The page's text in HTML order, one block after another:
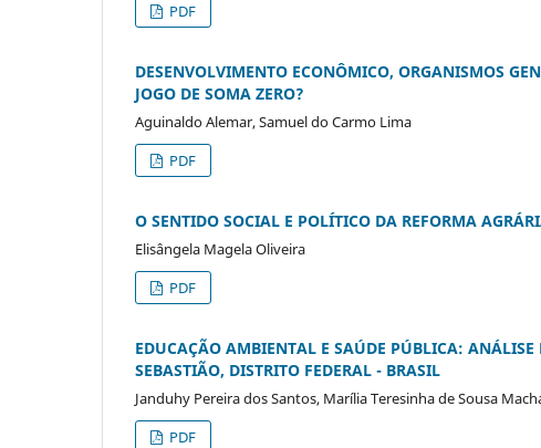
PDF
DESENVOLVIMENTO ECONÔMICO, ORGANISMOS
JOGO DE SOMA ZERO?
Aguinaldo Alemar, Samuel do Carmo Lima
PDF
O SENTIDO SOCIAL E POLÍTICO DA REFORMA
Elisângela Magela Oliveira
PDF
EDUCAÇÃO AMBIENTAL E SAÚDE PÚBLICA:
SEBASTIÃO, DISTRITO FEDERAL - BRASIL
Janduhy Pereira dos Santos, Marília Teresinha de Sousa
PDF